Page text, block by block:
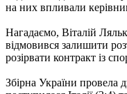
на них впливали
Нагадаємо, Віталій
відмовився залишити
розірвати контракт із
Збірна України провела